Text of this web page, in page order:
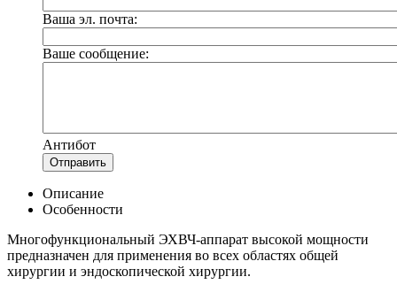
Ваша эл. почта:
Ваше сообщение:
Антибот
Отправить
Описание
Особенности
Многофункциональный ЭХВЧ-аппарат высокой мощности
предназначен для применения во всех областях общей
хирургии и эндоскопической хирургии.